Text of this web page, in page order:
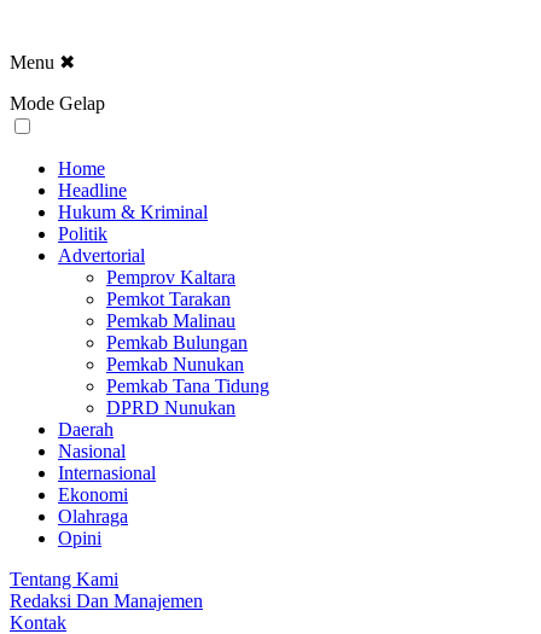
Menu ✖
Mode Gelap
Home
Headline
Hukum & Kriminal
Politik
Advertorial
Pemprov Kaltara
Pemkot Tarakan
Pemkab Malinau
Pemkab Bulungan
Pemkab Nunukan
Pemkab Tana Tidung
DPRD Nunukan
Daerah
Nasional
Internasional
Ekonomi
Olahraga
Opini
Tentang Kami
Redaksi Dan Manajemen
Kontak